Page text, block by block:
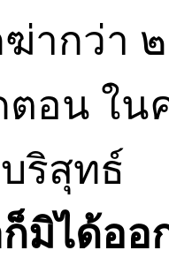
ากว่า
อน ใน
ริสุทธ์
มิได้ออ